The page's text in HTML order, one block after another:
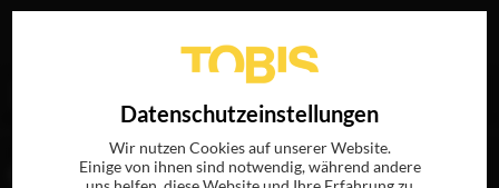
„Marcia Hinds“
Datenschutzeinstellungen
Wir nutzen Cookies auf unserer Website.
Einige von ihnen sind notwendig, während andere